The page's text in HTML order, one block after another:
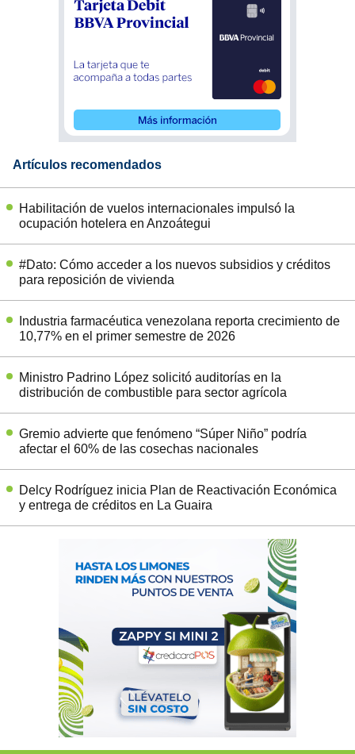
Artículos recomendados
Habilitación de vuelos internacionales impulsó la
ocupación hotelera en Anzoátegui
#Dato: Cómo acceder a los nuevos subsidios y créditos
para reposición de vivienda
Industria farmacéutica venezolana reporta crecimiento de
10,77% en el primer semestre de 2026
Ministro Padrino López solicitó auditorías en la
distribución de combustible para sector agrícola
Gremio advierte que fenómeno “Súper Niño” podría
afectar el 60% de las cosechas nacionales
Delcy Rodríguez inicia Plan de Reactivación Económica
y entrega de créditos en La Guaira